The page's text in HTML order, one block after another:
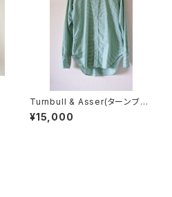
Turnbull & Asser(ターンブル
&アッサー) ギンガムチェックシャ
ツ 14.5
¥15,000